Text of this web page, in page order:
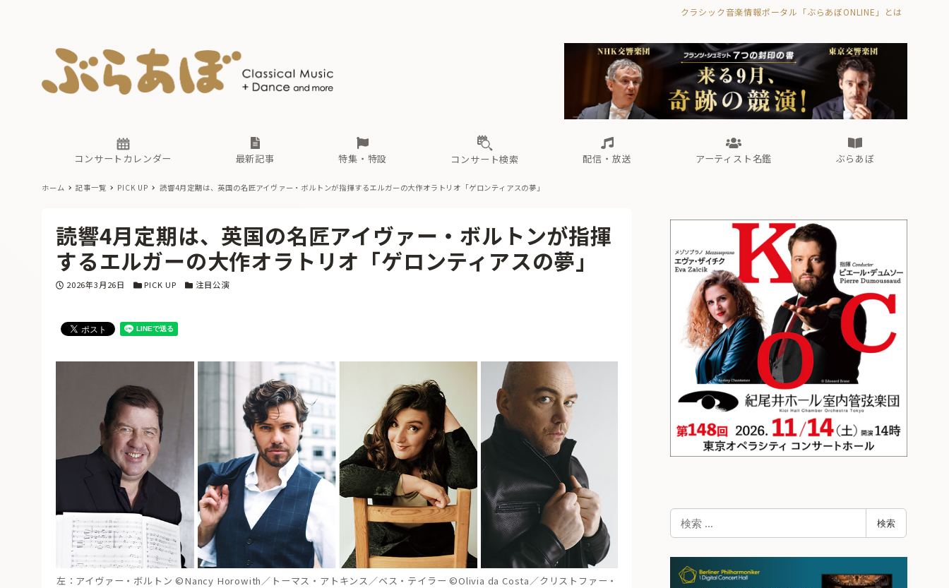
クラシック音楽情報ポータル「ぶらあぼONLINE」とは
コンサートカレンダー 最新記事
古楽とその先と オーケストラの楽屋から 海の向こうの音楽家 Aからの眺望 ぶらあぼブラス！
フォルテピアノ・オデッセイ
特集・特設
現場のプロが推す！間違いないオーケストラコンサート
過去の特集
コンサート検索 配信・放送
無料ライブ配信スケジュール 有料ライブ配信スケジュール
アーティスト名鑑
あ か さ た な や わ
ぶらあぼ
古楽とその先と Aからの眺望 ぶらあぼブラス！
フォルテピアノ・オデッセイ
無料ライブ配信スケジュール
あ か さ
ホーム 記事一覧 PICK UP 読響4月定期は、英国の名匠アイヴァー・ボルトンが指揮するエルガーの大作オラトリオ「ゲロンティアスの夢」
読響4月定期は、英国の名匠アイヴァー・ボルトンが指揮
するエルガーの大作オラトリオ「ゲロンティアスの夢」
投稿日
2026年3月26日 カテゴリー
PICK UP カテゴリー
注目公演
左：アイヴァー・ボルトン ©Nancy Horowith／トーマス・アトキンス／ベス・テイラー ©Olivia da Costa／クリストファー・
検
索
検索